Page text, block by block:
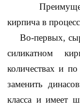
кирпича в
Во-первых,
силикатном
количествах и
заменить
класса и имеет